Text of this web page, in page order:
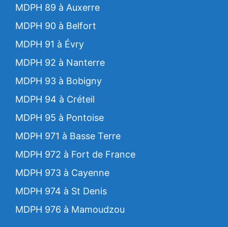
MDPH 89 à Auxerre
MDPH 90 à Belfort
MDPH 91 à Évry
MDPH 92 à Nanterre
MDPH 93 à Bobigny
MDPH 94 à Créteil
MDPH 95 à Pontoise
MDPH 971 à Basse Terre
MDPH 972 à Fort de France
MDPH 973 à Cayenne
MDPH 974 à St Denis
MDPH 976 à Mamoudzou